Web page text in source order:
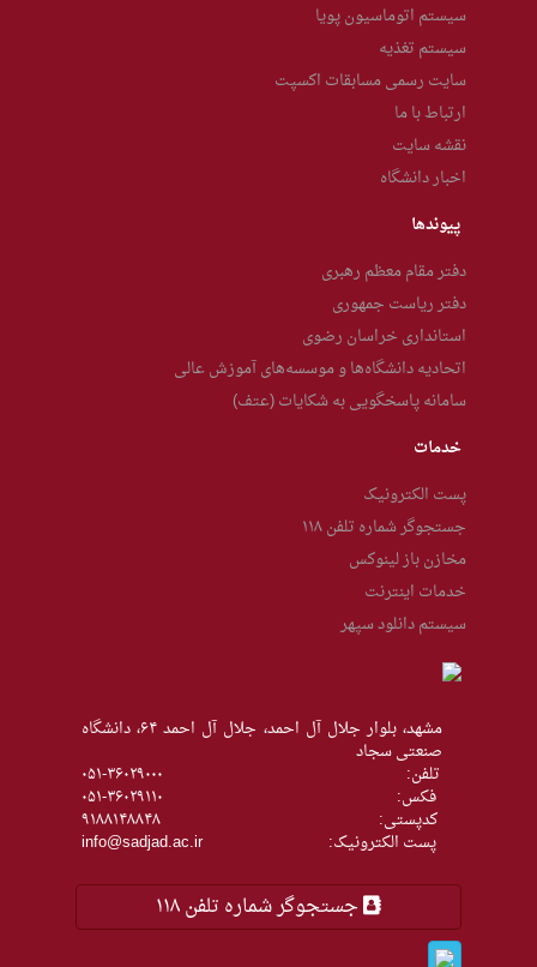
سیستم اتوماسیون پویا
سیستم تغذیه
سایت رسمی مسابقات اکسپت
ارتباط با ما
نقشه سایت
اخبار دانشگاه
پیوندها
دفتر مقام معظم رهبری
دفتر ریاست جمهوری
استانداری خراسان رضوی
اتحادیه دانشگاه‌ها و موسسه‌های آموزش عالی
سامانه پاسخگویی به شکایات (عتف)
خدمات
پست الکترونیک
جستجوگر شماره تلفن ۱۱۸
مخازن باز لینوکس
خدمات اینترنت
سیستم دانلود سپهر
مشهد، بلوار جلال آل احمد، جلال آل احمد ۶۴، دانشگاه
صنعتی سجاد
تلفن: ۰۵۱-۳۶۰۲۹۰۰۰
فکس: ۰۵۱-۳۶۰۲۹۱۱۰
كدپستی: ۹۱۸۸۱۴۸۸۴۸
پست الکترونیک: info@sadjad.ac.ir
جستجوگر شماره تلفن ۱۱۸